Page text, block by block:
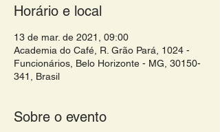
Horário e local
13 de mar. de 2021, 09:00
Academia do Café, R. Grão Pará, 1024 -
Funcionários, Belo Horizonte - MG, 30150-
341, Brasil
Sobre o evento